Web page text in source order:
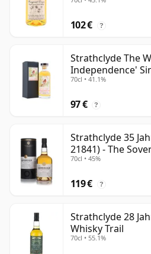
102 € ?
Strathclyde The
Independence'
Jahre alt
70cl • 41.1%
97 € ?
Strathclyde 35
21841) - The
70cl • 45%
119 € ?
Strathclyde 28
Whisky Trail
70cl • 55.1%